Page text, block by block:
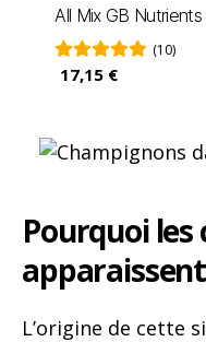
All Mix GB Nutrients
(10)
17,15 €
Pourquoi
L’origine de cette